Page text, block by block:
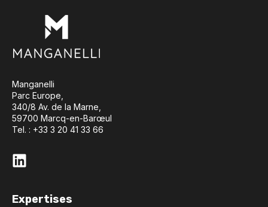
Manganelli
Parc Europe,
340/8 Av. de la Marne,
59700 Marcq-en-Barœul
Tel. : +33 3 20 41 33 66
Expertises